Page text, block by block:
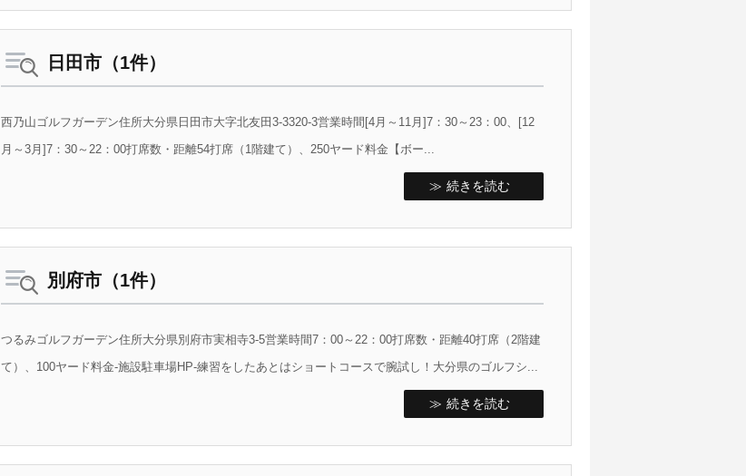
日田市（1件）
西乃山ゴルフガーデン住所大分県日田市大字北友田3-3320-3営業時間[4月～11月]7：30～23：00、[12
月～3月]7：30～22：00打席数・距離54打席（1階建て）、250ヤード料金【ボー...
続きを読む
別府市（1件）
つるみゴルフガーデン住所大分県別府市実相寺3-5営業時間7：00～22：00打席数・距離40打席（2階建
て）、100ヤード料金-施設駐車場HP-練習をしたあとはショートコースで腕試し！大分県のゴルフシ...
続きを読む